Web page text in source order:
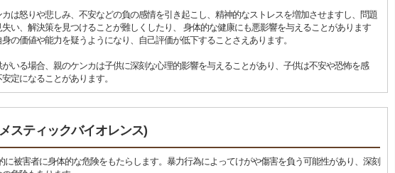
カは怒りや悲しみ、不安などの負の感情を引き起こし、精神的なストレスを増加させますし、問題
い、解決策を見つけることが難しくしたり、 身体的な健康にも悪影響を与えることがあります
身の価値や能力を疑うようになり、自己評価が低下することさえあります。
がいる場合、親のケンカは子供に深刻な心理的影響を与えることがあり、子供は不安や恐怖を感
定になることがあります。
スティックバイオレンス)
に被害者に身体的な危険をもたらします。暴力行為によってけがや傷害を負う可能性があり、深刻